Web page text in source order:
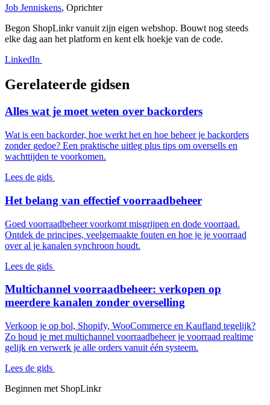
Job Jenniskens, Oprichter
Begon ShopLinkr vanuit zijn eigen webshop. Bouwt nog steeds
elke dag aan het platform en kent elk hoekje van de code.
LinkedIn
Gerelateerde gidsen
Alles wat je moet weten over backorders
Wat is een backorder, hoe werkt het en hoe beheer je backorders
zonder gedoe? Een praktische uitleg plus tips om oversells en
wachttijden te voorkomen.
Lees de gids
Het belang van effectief voorraadbeheer
Goed voorraadbeheer voorkomt misgrijpen en dode voorraad.
Ontdek de principes, veelgemaakte fouten en hoe je je voorraad
over al je kanalen synchroon houdt.
Lees de gids
Multichannel voorraadbeheer: verkopen op
meerdere kanalen zonder overselling
Verkoop je op bol, Shopify, WooCommerce en Kaufland tegelijk?
Zo houd je met multichannel voorraadbeheer je voorraad realtime
gelijk en verwerk je alle orders vanuit één systeem.
Lees de gids
Beginnen met ShopLinkr